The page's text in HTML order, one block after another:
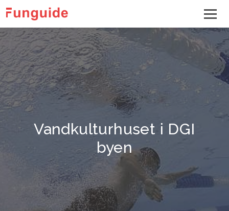
Vandkulturhuset i DGI
byen